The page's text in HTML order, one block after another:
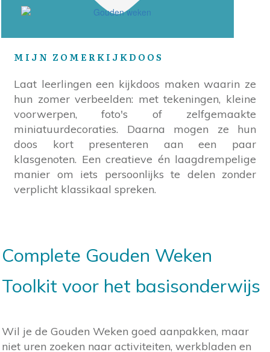
MIJN ZOMERKIJKDOOS
Laat leerlingen een kijkdoos maken waarin ze
hun zomer verbeelden: met tekeningen, kleine
voorwerpen, foto's of zelfgemaakte
miniatuurdecoraties. Daarna mogen ze hun
doos kort presenteren aan een paar
klasgenoten. Een creatieve én laagdrempelige
manier om iets persoonlijks te delen zonder
verplicht klassikaal spreken.
Complete Gouden Weken
Toolkit voor het basisonderwijs
Wil je de Gouden Weken goed aanpakken, maar
niet uren zoeken naar activiteiten, werkbladen en